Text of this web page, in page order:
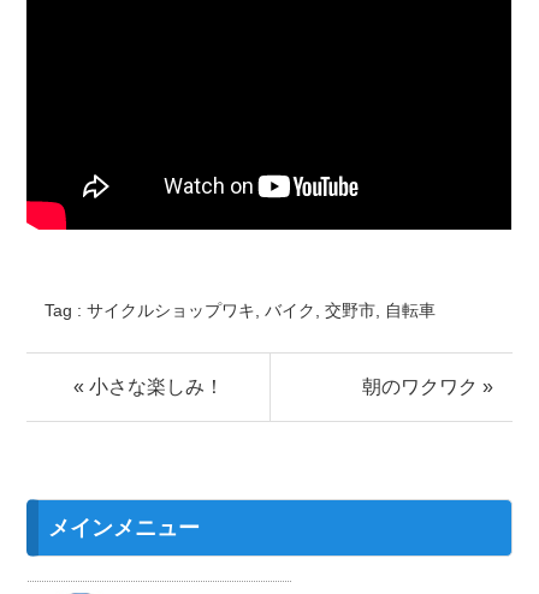
Tag :サイクルショップワキ ,バイク ,交野市 自転車
« 小さな楽しみ！ 朝のワクワク »
メインメニュー